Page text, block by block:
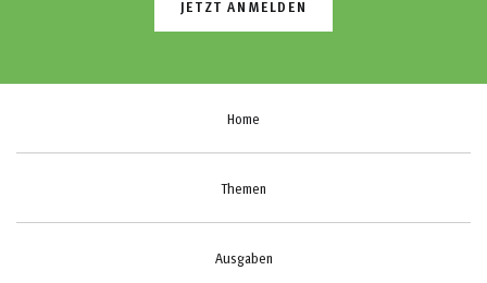
JETZT ANMELDEN
Home
Themen
Ausgaben